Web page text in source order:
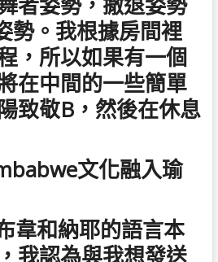
勢。我根據房間裡
，所以如果有一個
在中間的一些簡單
致敬B，然後在休息
文化融入瑜
韋和納耶的語言本
我認為與我想發送